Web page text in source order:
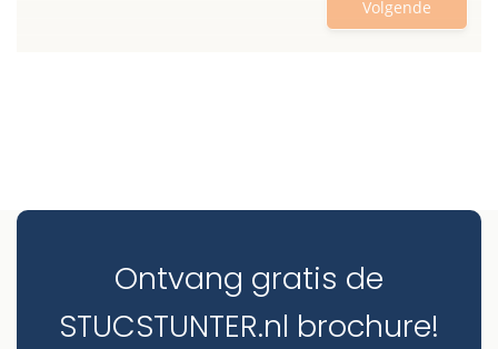
Ontvang gratis de
STUCSTUNTER.nl brochure!